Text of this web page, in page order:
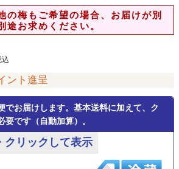
の梅もご希望の場合、お届けが別
途お求めください。
込
ント進呈
でお届けします。基本送料に加えて、ク
です（自動加算）。
クリックして表示